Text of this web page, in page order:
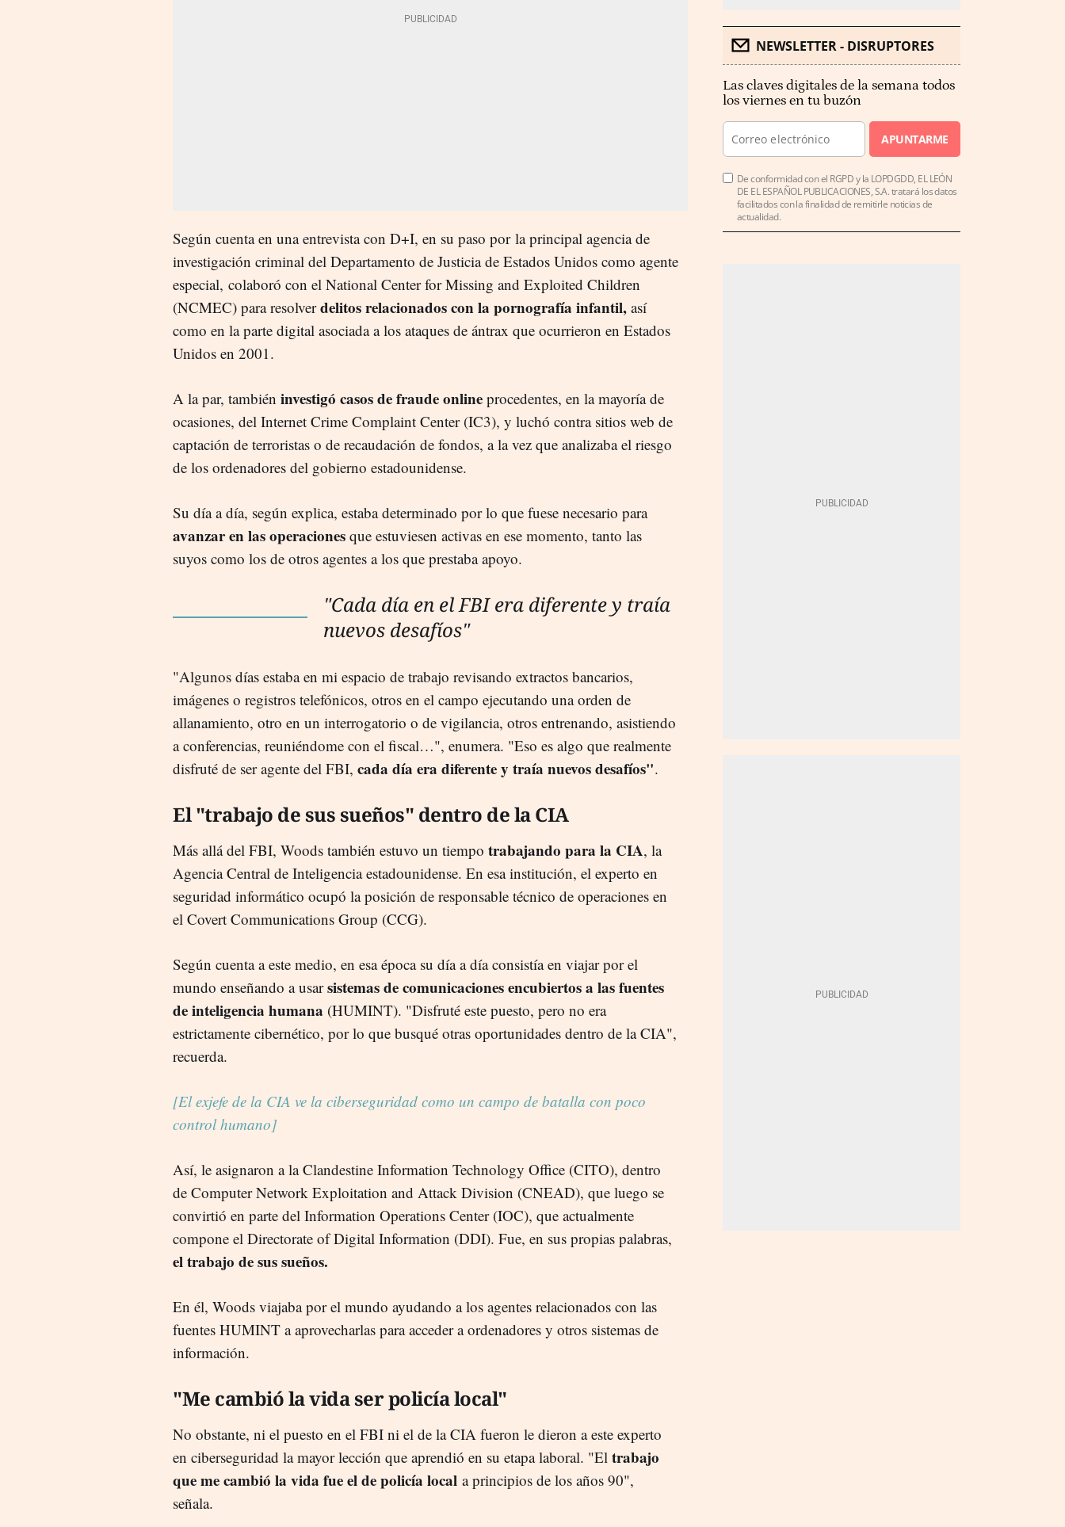
Según cuenta en una entrevista con D+I, en su paso por la principal agencia de
investigación criminal del Departamento de Justicia de Estados Unidos como agente
especial, colaboró con el National Center for Missing and Exploited Children
(NCMEC) para resolverdelitos relacionados con la pornografía infantil, así
como en la parte digital asociada a los ataques de ántrax que ocurrieron en Estados
Unidos en 2001.
A la par, también investigó casos de fraude online procedentes, en la mayoría de
ocasiones, del Internet Crime Complaint Center (IC3), y luchó contra sitios web de
captación de terroristas o de recaudación de fondos, a la vez que analizaba el riesgo
de los ordenadores del gobierno estadounidense.
Su día a día, según explica, estaba determinado por lo que fuese necesario para
avanzar en las operaciones que estuviesen activas en ese momento, tanto las
suyos como los de otros agentes a los que prestaba apoyo.
"Cada día en el FBI era diferente y traía
nuevos desafíos"
"Algunos días estaba en mi espacio de trabajo revisando extractos bancarios,
imágenes o registros telefónicos, otros en el campo ejecutando una orden de
allanamiento, otro en un interrogatorio o de vigilancia, otros entrenando, asistiendo
a conferencias, reuniéndome con el fiscal…", enumera. "Eso es algo que realmente
disfruté de ser agente del FBI, cada día era diferente y traía nuevos desafíos".
El "trabajo de sus sueños" dentro de la CIA
Más allá del FBI, Woods también estuvo un tiempo trabajando para la CIA, la
Agencia Central de Inteligencia estadounidense. En esa institución, el experto en
seguridad informático ocupó la posición de responsable técnico de operaciones en
el Covert Communications Group (CCG).
Según cuenta a este medio, en esa época su día a día consistía en viajar por el
mundo enseñando a usarsistemas de comunicaciones encubiertos a las fuentes
de inteligencia humana (HUMINT). "Disfruté este puesto, pero no era
estrictamente cibernético, por lo que busqué otras oportunidades dentro de la CIA",
recuerda.
[El exjefe de la CIA ve la ciberseguridad como un campo de batalla con poco
control humano]
Así, le asignaron a la Clandestine Information Technology Office (CITO), dentro
de Computer Network Exploitation and Attack Division (CNEAD), que luego se
convirtió en parte del Information Operations Center (IOC), que actualmente
compone el Directorate of Digital Information (DDI). Fue, en sus propias palabras,
el trabajo de sus sueños.
En él, Woods viajaba por el mundo ayudando a los agentes relacionados con las
fuentes HUMINT a aprovecharlas para acceder a ordenadores y otros sistemas de
información.
"Me cambió la vida ser policía local"
No obstante, ni el puesto en el FBI ni el de la CIA fueron le dieron a este experto
en ciberseguridad la mayor lección que aprendió en su etapa laboral. "El trabajo
que me cambió la vida fue el de policía local a principios de los años 90",
señala.
NEWSLETTER - DISRUPTORES
Las claves digitales de la semana todos
los viernes en tu buzón
APUNTARME
De conformidad con el RGPD y la LOPDGDD, EL LEÓN
DE EL ESPAÑOL PUBLICACIONES, S.A. tratará los datos
facilitados con la finalidad de remitirle noticias de
actualidad.